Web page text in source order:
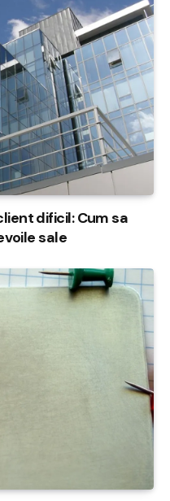
dificil: Cum sa
sale